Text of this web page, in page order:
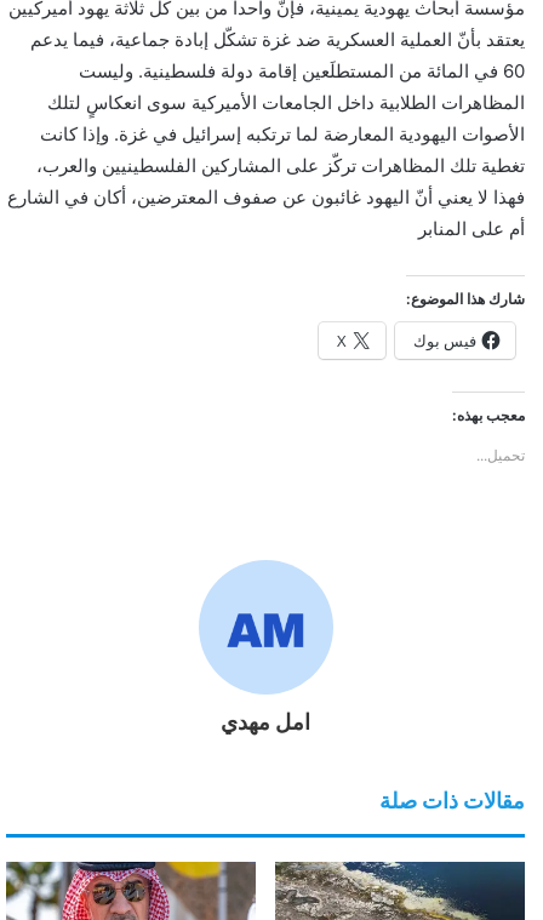
مؤسسة أبحاث يهودية يمينية، فإنّ واحداً من بين كل ثلاثة يهود أميركيين
يعتقد بأنّ العملية العسكرية ضد غزة تشكّل إبادة جماعية، فيما يدعم
60 في المائة من المستطلَعين إقامة دولة فلسطينية. وليست
المظاهرات الطلابية داخل الجامعات الأميركية سوى انعكاسٍ لتلك
الأصوات اليهودية المعارضة لما ترتكبه إسرائيل في غزة. وإذا كانت
تغطية تلك المظاهرات تركّز على المشاركين الفلسطينيين والعرب،
فهذا لا يعني أنّ اليهود غائبون عن صفوف المعترضين، أكان في الشارع
أم على المنابر
شارك هذا الموضوع:
فيس بوك X
معجب بهذه:
تحميل...
امل مهدي
مقالات ذات صلة